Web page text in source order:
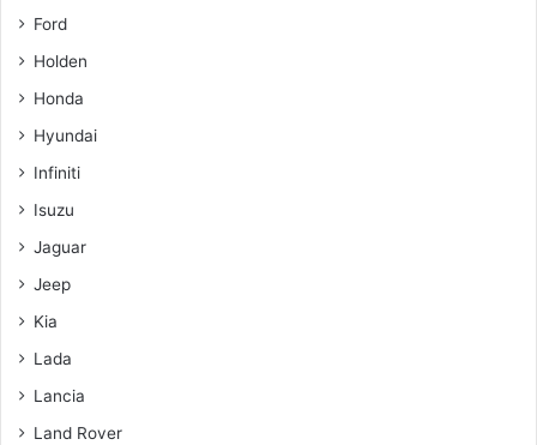
Ford
Holden
Honda
Hyundai
Infiniti
Isuzu
Jaguar
Jeep
Kia
Lada
Lancia
Land Rover